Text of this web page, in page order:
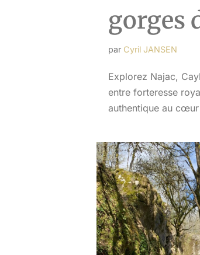
gorges
par Cyril JANSEN
Explorez Najac,
entre forteresse
authentique au cœur